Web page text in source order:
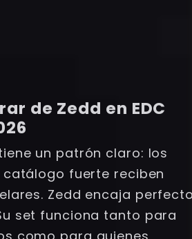
de Zedd en EDC
un patrón claro: los
fuerte reciben
Zedd encaja
set funciona tanto para